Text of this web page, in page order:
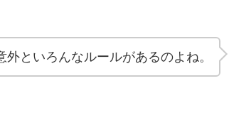
外といろんなルールがあるのよね。